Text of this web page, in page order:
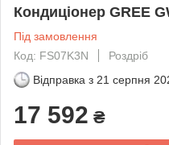
Кондиціонер GREE
Під замовлення
Код: FS07K3N
Роздріб
Відправка з 21 серпня
17 592 ₴